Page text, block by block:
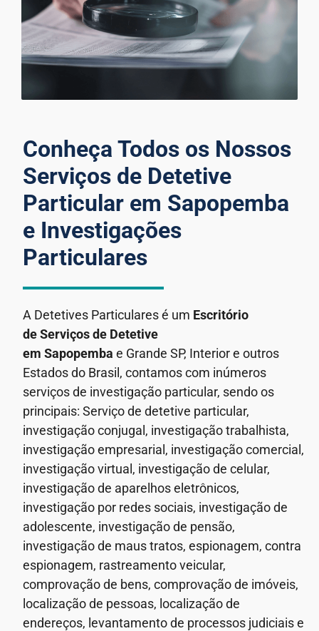
Conheça Todos os Nossos
Serviços de Detetive
Particular em Sapopemba
e Investigações
Particulares
A Detetives Particulares é um Escritório
de Serviços de Detetive
em Sapopemba e Grande SP, Interior e outros
Estados do Brasil, contamos com inúmeros
serviços de investigação particular, sendo os
principais: Serviço de detetive particular,
investigação conjugal, investigação trabalhista,
investigação empresarial, investigação comercial,
investigação virtual, investigação de celular,
investigação de aparelhos eletrônicos,
investigação por redes sociais, investigação de
adolescente, investigação de pensão,
investigação de maus tratos, espionagem, contra
espionagem, rastreamento veicular,
comprovação de bens, comprovação de imóveis,
localização de pessoas, localização de
endereços, levantamento de processos judiciais e